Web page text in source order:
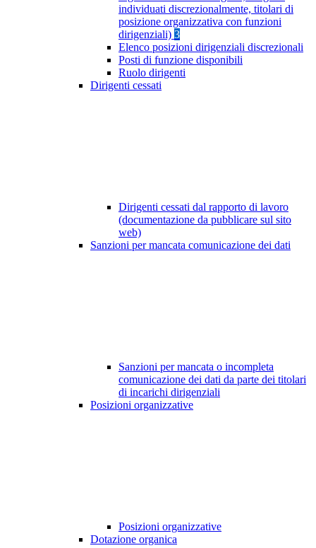
individuati discrezionalmente, titolari di
posizione organizzativa con funzioni
dirigenziali) 3
Elenco posizioni dirigenziali discrezionali
Posti di funzione disponibili
Ruolo dirigenti
Dirigenti cessati
Dirigenti cessati dal rapporto di lavoro
(documentazione da pubblicare sul sito
web)
Sanzioni per mancata comunicazione dei dati
Sanzioni per mancata o incompleta
comunicazione dei dati da parte dei titolari
di incarichi dirigenziali
Posizioni organizzative
Posizioni organizzative
Dotazione organica